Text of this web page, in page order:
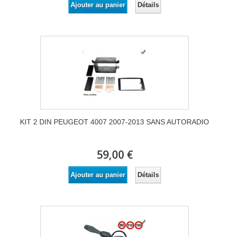
Ajouter au panier Détails
KIT 2 DIN PEUGEOT 4007 2007-2013 SANS AUTORADIO
59,00 €
Ajouter au panier Détails